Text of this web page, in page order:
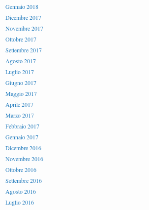
Gennaio 2018
Dicembre 2017
Novembre 2017
Ottobre 2017
Settembre 2017
Agosto 2017
Luglio 2017
Giugno 2017
Maggio 2017
Aprile 2017
Marzo 2017
Febbraio 2017
Gennaio 2017
Dicembre 2016
Novembre 2016
Ottobre 2016
Settembre 2016
Agosto 2016
Luglio 2016